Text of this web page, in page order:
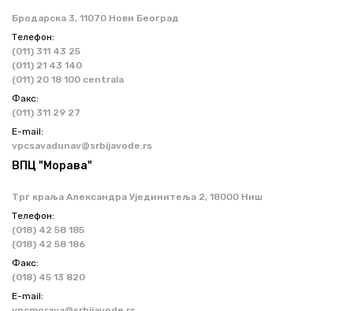
Бродарска 3, 11070 Нови Београд
Телефон:
(011) 311 43 25
(011) 21 43 140
(011) 20 18 100 centrala
Факс:
(011) 311 29 27
Е-mail:
vpcsavadunav@srbijavode.rs
ВПЦ "Морава"
Трг краља Александра Ујединитеља 2, 18000 Ниш
Телефон:
(018) 42 58 185
(018) 42 58 186
Факс:
(018) 45 13 820
Е-mail: